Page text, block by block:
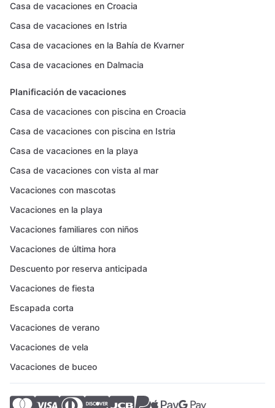
Casa de vacaciones en Croacia
Casa de vacaciones en Istria
Casa de vacaciones en la Bahía de Kvarner
Casa de vacaciones en Dalmacia
Planificación de vacaciones
Casa de vacaciones con piscina en Croacia
Casa de vacaciones con piscina en Istria
Casa de vacaciones en la playa
Casa de vacaciones con vista al mar
Vacaciones con mascotas
Vacaciones en la playa
Vacaciones familiares con niños
Vacaciones de última hora
Descuento por reserva anticipada
Vacaciones de fiesta
Escapada corta
Vacaciones de verano
Vacaciones de vela
Vacaciones de buceo